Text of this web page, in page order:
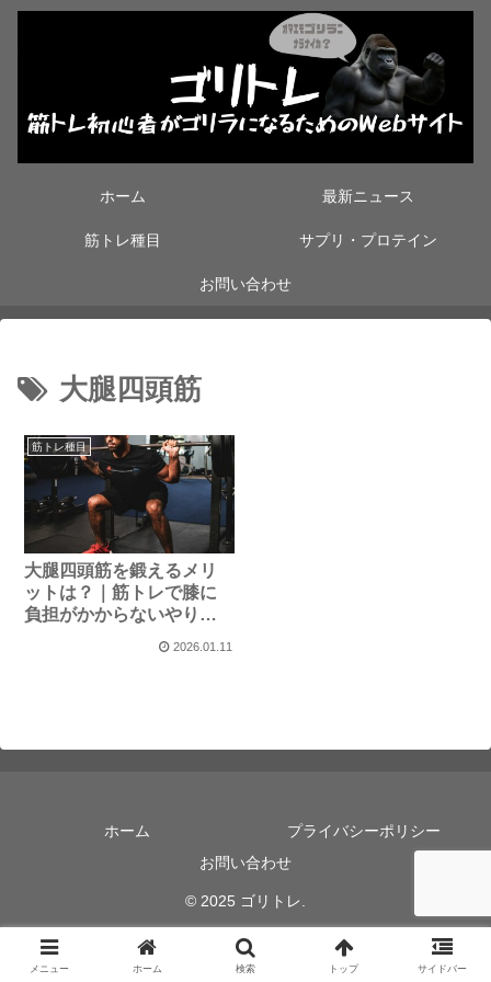
ホーム 最新ニュース
筋トレ種目 サプリ・プロテイン
お問い合わせ
大腿四頭筋
筋トレ種目
大腿四頭筋を鍛えるメリ
ットは？｜筋トレで膝に
負担がかからないやり方
2026.01.11
ホーム
プライバシーポリシー
お問い合わせ
© 2025 ゴリトレ.
メニュー ホーム 検索 トップ サイドバー